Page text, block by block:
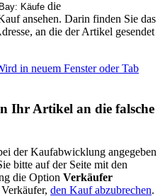
Käufe die
ansehen. Darin finden Sie das
an die der Artikel gesendet
in neuem Fenster oder Tab
Ihr Artikel an die falsche
der Kaufabwicklung angegeben
bitte auf der Seite mit den
die Option Verkäufer
den Kauf abzubrechen.